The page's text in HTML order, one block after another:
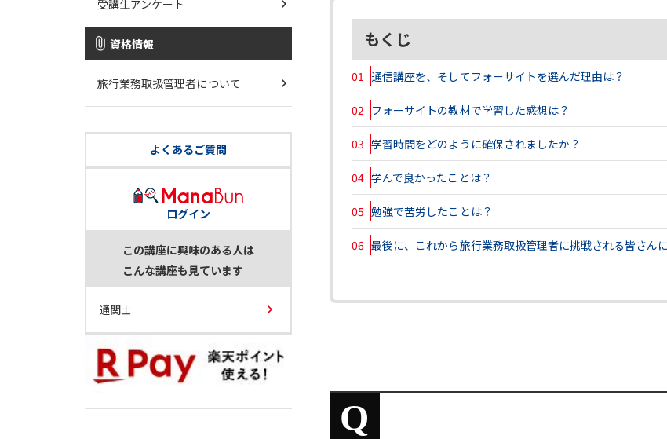
もくじ
01 通信講座を、そしてフォーサイトを選んだ理由は？
02 フォーサイトの教材で学習した感想は？
03 学習時間をどのように確保されましたか？
04 学んで良かったことは？
05 勉強で苦労したことは？
06 最後に、これから旅行業務取扱管理者に挑戦される皆さん
Q
受講生アンケート
資格情報
旅行業務取扱管理者について
よくあるご質問
ログイン
この講座に興味のある人は
こんな講座も見ています
通関士